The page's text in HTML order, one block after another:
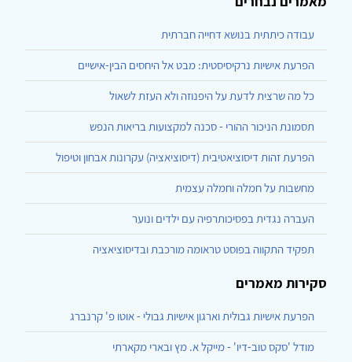
עבודה כיתתית בנושא דחייה חברתית
הפרעת אישיות נרקיסיסטית: מבט אל היחסים הבין-אישיים
כל מה שרצית לדעת על היפנוזה ולא העזת לשאול
תסמונת הניכור ההורי - סכנה למקצועות בריאות הנפש
הפרעת זהות דיסוציאטיבית (דיסוציאציה) עקרונות אבחון וטיפול
מחשבות על חמלה וחמלה עצמית
העברה נגדית בפסיכותרפיה עם ילדים ונוער
תפקיד התקווה בפוסט טראומה מורכבת ובדיסוציאציה
סקירות מאמרים
הפרעת אישיות גבולית וארגון אישיות גבולי - אוטו פ' קרנברג
מודל 'סקס טוב-דיו' - מייקל א. מץ ובארי מקארתי